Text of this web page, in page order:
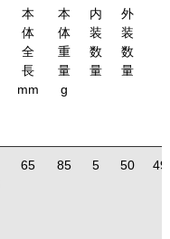
本
体
全
長
mm
本
体
重
量
g
内
装
数
量
外
装
数
量
65 85 5 50